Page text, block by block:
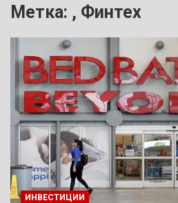
Метка: , Финтех
ИНВЕСТИЦИИ